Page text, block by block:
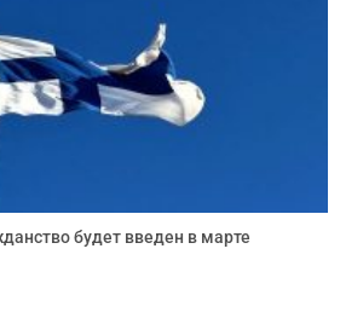
будет введен в марте